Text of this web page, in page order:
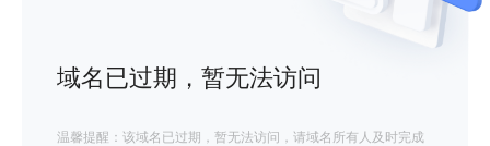
域名已过期，暂无法访问
温馨提醒：该域名已过期，暂无法访问，请域名所有人及时完成